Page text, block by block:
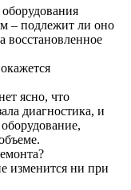
– подлежит ли оно
восстановленное
ясно, что
диагностика, и
изменится ни при